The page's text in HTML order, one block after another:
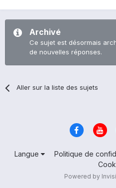
Archivé
Ce sujet est désormais
de nouvelles réponses.
Aller sur la liste des sujets
Langue Politique de
Powered by